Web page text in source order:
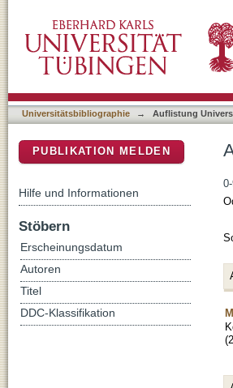
Universitätsbibliographie → Auflistung
(
PUBLIKATION MELDEN
Hilfe und Informationen
Stöbern
Erscheinungsdatum
Autoren
Titel
DDC-Klassifikation